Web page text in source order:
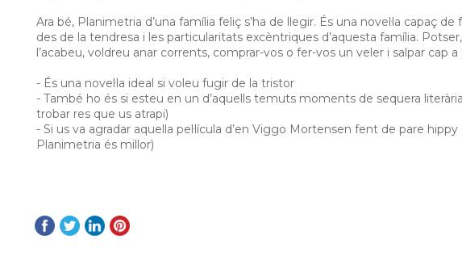
Ara bé, Planimetria d’una família feliç s’ha de llegir. És una novel·la capaç de
des de la tendresa i les particularitats excèntriques d’aquesta família.
l’acabeu, voldreu anar corrents, comprar-vos o fer-vos un veler i salpar cap a
- És una novel·la ideal si voleu fugir de la tristor
- També ho és si esteu en un d’aquells temuts moments de sequera
trobar res que us atrapi)
- Si us va agradar aquella pel·lícula d’en Viggo Mortensen fent de pare hippy
Planimetria és millor)